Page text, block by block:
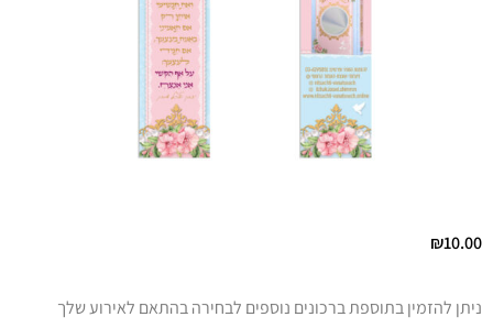
₪10.00
ניתן להזמין בתוספת ברכונים נוספים לבחירה בהתאם לאירוע שלך